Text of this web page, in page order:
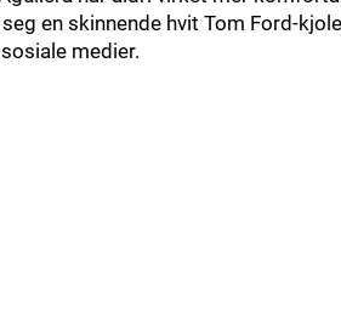
en skinnende hvit Tom Ford-
medier.